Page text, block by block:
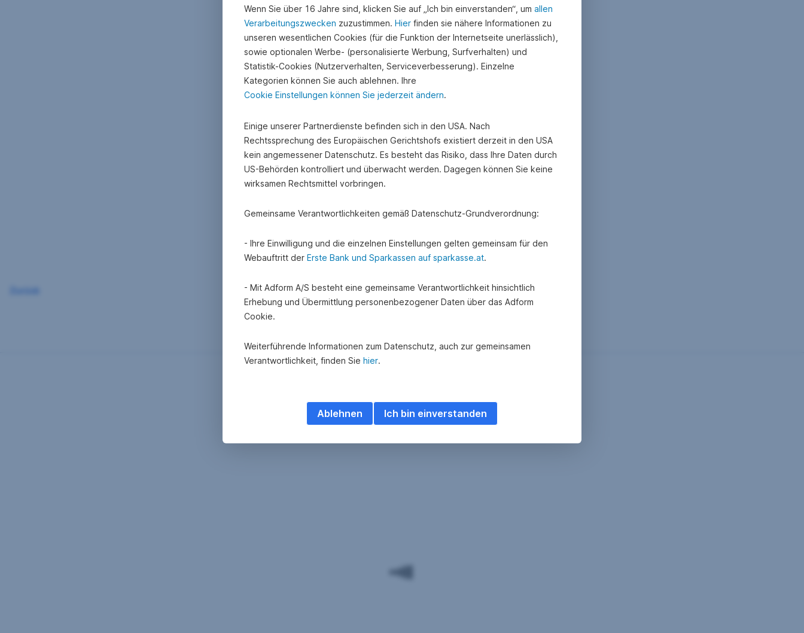
Wenn Sie über 16 Jahre sind, klicken Sie auf „Ich bin einverstanden“, um allen
Verarbeitungszwecken zuzustimmen. Hier finden sie nähere Informationen zu
unseren wesentlichen Cookies (für die Funktion der Internetseite unerlässlich),
sowie optionalen Werbe- (personalisierte Werbung, Surfverhalten) und
Statistik-Cookies (Nutzerverhalten, Serviceverbesserung). Einzelne
Kategorien können Sie auch ablehnen. Ihre
Cookie Einstellungen können Sie jederzeit ändern.
Einige unserer Partnerdienste befinden sich in den USA. Nach
Rechtssprechung des Europäischen Gerichtshofs existiert derzeit in den USA
kein angemessener Datenschutz. Es besteht das Risiko, dass Ihre Daten durch
US-Behörden kontrolliert und überwacht werden. Dagegen können Sie keine
wirksamen Rechtsmittel vorbringen.
Gemeinsame Verantwortlichkeiten gemäß Datenschutz-Grundverordnung:
- Ihre Einwilligung und die einzelnen Einstellungen gelten gemeinsam für den
Webauftritt der Erste Bank und Sparkassen auf sparkasse.at.
- Mit Adform A/S besteht eine gemeinsame Verantwortlichkeit hinsichtlich
Erhebung und Übermittlung personenbezogener Daten über das Adform
Cookie.
Weiterführende Informationen zum Datenschutz, auch zur gemeinsamen
Verantwortlichkeit, finden Sie hier.
Ich bin einverstanden
Ablehnen